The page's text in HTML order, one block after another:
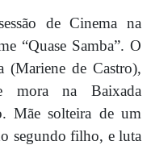
de Cinema na
“Quase Samba”. O
(Mariene de Castro),
mora na Baixada
Mãe solteira de um
segundo filho, e luta